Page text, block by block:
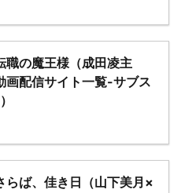
職の魔王様（成田凌主
画配信サイト一覧-サブス
らば、佳き日（山下美月×